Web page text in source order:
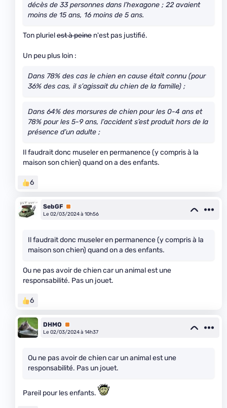
décès de 33 personnes dans l’hexagone ; 22 avaient
moins de 15 ans, 16 moins de 5 ans.
Ton plurielest à peine n'est pas justifié.
Un peu plus loin :
Dans 78% des cas le chien en cause était connu (pour
36% des cas, il s’agissait du chien de la famille) ;
Dans 64% des morsures de chien pour les 0-4 ans et
78% pour les 5-9 ans, l’accident s’est produit hors de la
présence d’un adulte ;
Il faudrait donc museler en permanence (y compris à la
maison son chien) quand on a des enfants.
6
SebGF Premium
Le 02/03/2024 à 10h56
Il faudrait donc museler en permanence (y compris à la
maison son chien) quand on a des enfants.
Ou ne pas avoir de chien car un animal est une
responsabilité. Pas un jouet.
6
DHMO
Premium
Le 02/03/2024 à 14h37
Ou ne pas avoir de chien car un animal est une
responsabilité. Pas un jouet.
Pareil pour les enfants.